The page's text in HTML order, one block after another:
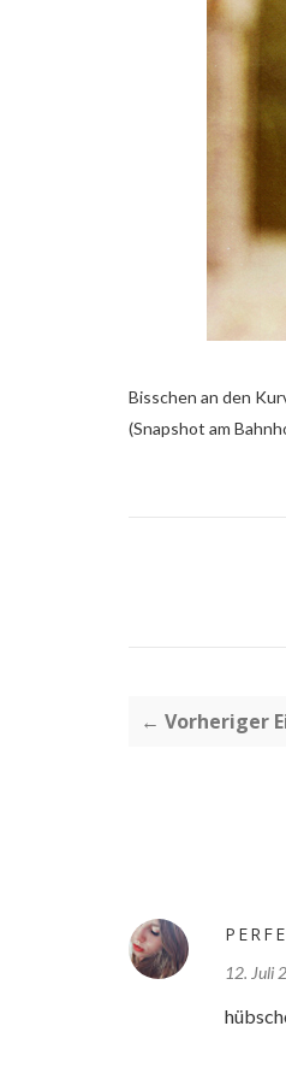
Bisschen an den
(Snapshot am
← Vorheriger
12. Juli